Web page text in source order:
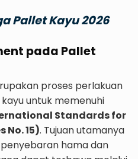
Pallet Kayu 2026
pada Pallet
proses perlakuan
untuk memenuhi
Standards for
No. 15). Tujuan utamanya
hama dan